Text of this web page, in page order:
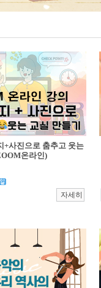
+사진으로 춤추고 웃는
온라인)